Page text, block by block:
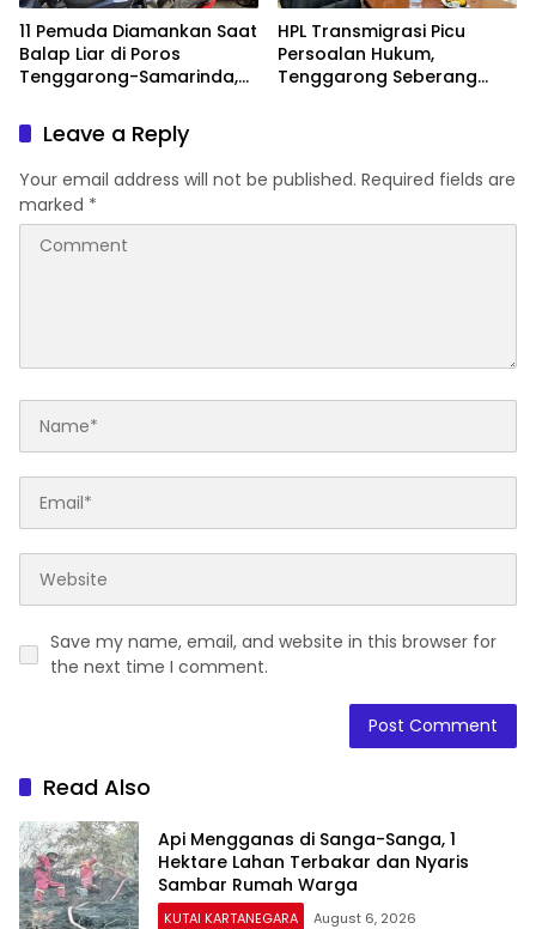
11 Pemuda Diamankan Saat
Balap Liar di Poros
Tenggarong-Samarinda,
Bulan
HPL Transmigrasi Picu
Persoalan Hukum,
Tenggarong Seberang
Leave a Reply
Your email address will not be published. Required fields are
marked *
Save my name, email, and website in this browser for
the next time I comment.
Read Also
Api Mengganas di Sanga-Sanga, 1
Hektare Lahan Terbakar dan Nyaris
Sambar Rumah Warga
KUTAI KARTANEGARA August 6, 2026